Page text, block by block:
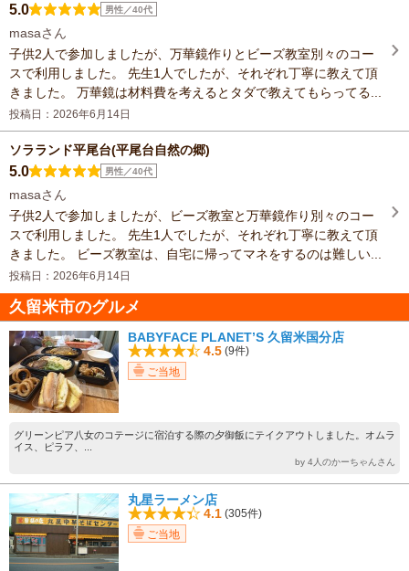
5.0 男性／40代
masaさん
子供2人で参加しましたが、万華鏡作りとビーズ教室別々のコー
スで利用しました。 先生1人でしたが、それぞれ丁寧に教えて頂
きました。 万華鏡は材料費を考えるとタダで教えてもらってる...
投稿日：2026年6月14日
ソラランド平尾台(平尾台自然の郷)
5.0 男性／40代
masaさん
子供2人で参加しましたが、ビーズ教室と万華鏡作り別々のコー
スで利用しました。 先生1人でしたが、それぞれ丁寧に教えて頂
きました。 ビーズ教室は、自宅に帰ってマネをするのは難しい...
投稿日：2026年6月14日
久留米市のグルメ
BABYFACE PLANET’S 久留米国分店
4.5 (9件)
ご当地
グリーンピア八女のコテージに宿泊する際の夕御飯にテイクアウトしました。オムラ
イス、ピラフ、...
by 4人のかーちゃんさん
丸星ラーメン店
4.1 (305件)
ご当地